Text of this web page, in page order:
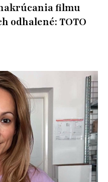
filmu
odhalené: TOTO